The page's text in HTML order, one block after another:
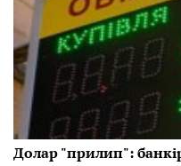
Долар "прилип":